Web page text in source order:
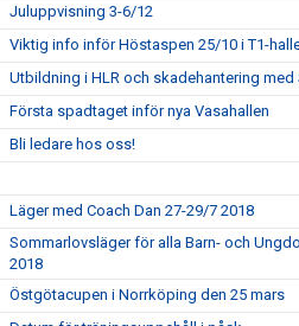
Juluppvisning 3-6/12
Viktig info inför Höstaspen 25/10 i T1-
Utbildning i HLR och skadehantering med
Första spadtaget inför nya Vasahallen
Bli ledare hos oss!
Läger med Coach Dan 27-29/7 2018
Sommarlovsläger för alla Barn- och
2018
Östgötacupen i Norrköping den 25 mars